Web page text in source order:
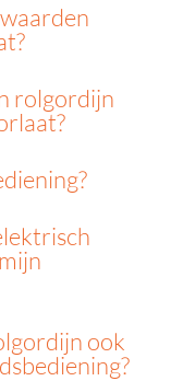
rolgordijn
ook